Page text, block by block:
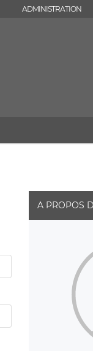
ADMINISTRATION
A PROPOS